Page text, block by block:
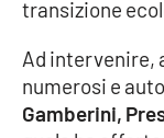
Leggendo
transizione
Ad intervenire,
numerosi e
Gamberini,